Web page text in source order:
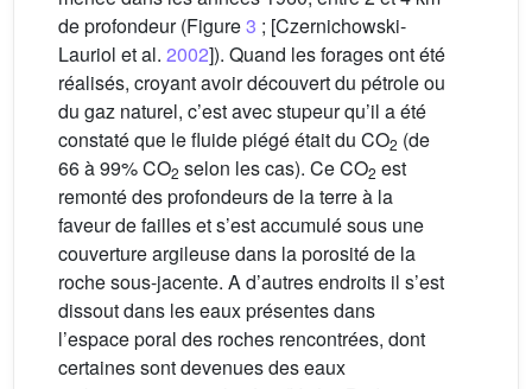
de profondeur (Figure3 ; [Czernichowski-
Lauriol et al. 2002]). Quand les forages ont été
réalisés, croyant avoir découvert du pétrole ou
du gaz naturel, c’est avec stupeur qu’il a été
constaté que le fluide piégé était du CO2 (de
66 à 99% CO2 selon les cas). Ce CO2 est
remonté des profondeurs de la terre à la
faveur de failles et s’est accumulé sous une
couverture argileuse dans la porosité de la
roche sous-jacente. A d’autres endroits il s’est
dissout dans les eaux présentes dans
l’espace poral des roches rencontrées, dont
certaines sont devenues des eaux